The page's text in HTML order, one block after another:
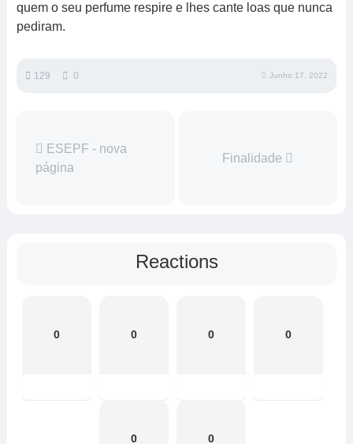
quem o seu perfume respire e lhes cante loas que nunca
pediram.
129 0 Junho 17, 2022
ESEPF - nova
página
Finalidade
Reactions
0 0 0 0
0 0